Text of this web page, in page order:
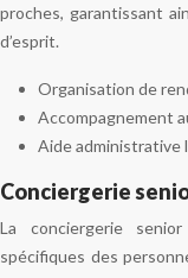
proches, garantissant
d’esprit.
Organisation de
Accompagnement
Aide administrative
Conciergerie
La conciergerie
spécifiques des